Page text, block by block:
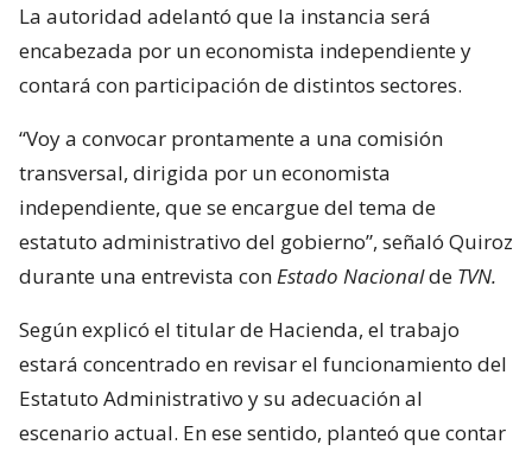
La autoridad adelantó que la instancia será
encabezada por un economista independiente y
contará con participación de distintos sectores.
“Voy a convocar prontamente a una comisión
transversal, dirigida por un economista
independiente, que se encargue del tema de
estatuto administrativo del gobierno”, señaló Quiroz
durante una entrevista con Estado Nacionalde TVN.
Según explicó el titular de Hacienda, el trabajo
estará concentrado en revisar el funcionamiento del
Estatuto Administrativo y su adecuación al
escenario actual. En ese sentido, planteó que contar